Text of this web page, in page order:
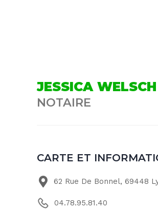
JESSICA WELSCH
NOTAIRE
CARTE ET
62 Rue De Bonnel, 69448
04.78.95.81.40